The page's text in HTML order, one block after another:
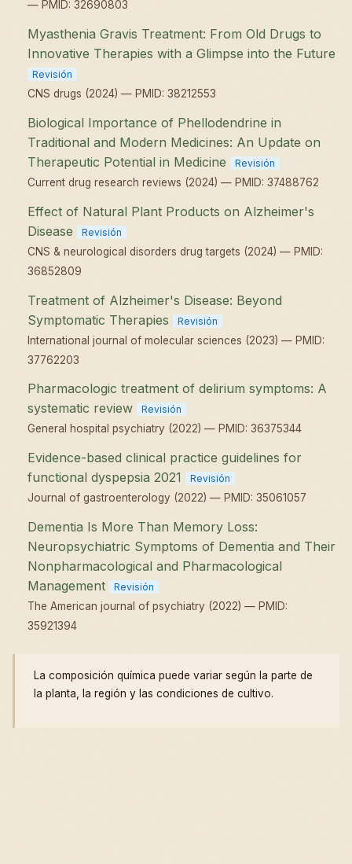
— PMID: 32690803
Myasthenia Gravis Treatment: From Old Drugs to
Innovative Therapies with a Glimpse into the Future
Revisión
CNS drugs (2024) — PMID: 38212553
Biological Importance of Phellodendrine in
Traditional and Modern Medicines: An Update on
Therapeutic Potential in Medicine
Revisión
Current drug research reviews (2024) — PMID: 37488762
Effect of Natural Plant Products on Alzheimer's
Disease
Revisión
CNS & neurological disorders drug targets (2024) — PMID:
36852809
Treatment of Alzheimer's Disease: Beyond
Symptomatic Therapies
Revisión
International journal of molecular sciences (2023) — PMID:
37762203
Pharmacologic treatment of delirium symptoms: A
systematic review
Revisión
General hospital psychiatry (2022) — PMID: 36375344
Evidence-based clinical practice guidelines for
functional dyspepsia 2021
Revisión
Journal of gastroenterology (2022) — PMID: 35061057
Dementia Is More Than Memory Loss:
Neuropsychiatric Symptoms of Dementia and Their
Nonpharmacological and Pharmacological
Management
Revisión
The American journal of psychiatry (2022) — PMID:
35921394
La composición química puede variar según la parte de
la planta, la región y las condiciones de cultivo.